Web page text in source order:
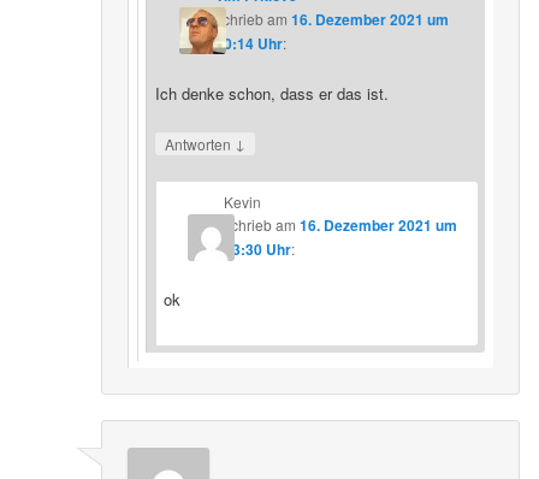
schriebam 16. Dezember 2021 um
20:14 Uhr:
Ich denke schon, dass er das ist.
Antworten ↓
Kevin
schriebam16. Dezember 2021 um
23:30 Uhr:
ok